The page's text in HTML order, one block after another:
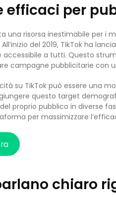
efficaci per
una risorsa inestimabile per i
del 2019, TikTok ha
a tutti. Questo
campagne pubblicitarie con
su TikTok può essere una
questo target
proprio pubblico in diverse
per massimizzare
chiaro